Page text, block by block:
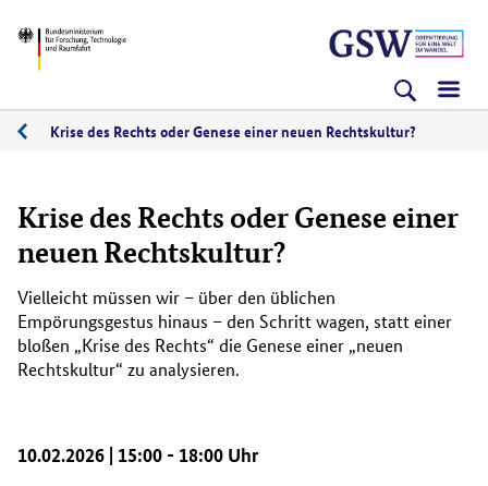
zum
(Eingabetaste)
zum
(Eingabetaste)
zur
(Eingabetaste)
BMFTR
Krise des Rechts oder Genese einer neuen Rechtskultur?
Krise des Rechts oder Genese einer
neuen Rechtskultur?
Vielleicht müssen wir – über den üblichen
Empörungsgestus hinaus – den Schritt wagen, statt einer
bloßen „Krise des Rechts“ die Genese einer „neuen
Rechtskultur“ zu analysieren.
10.02.2026 | 15:00 - 18:00 Uhr